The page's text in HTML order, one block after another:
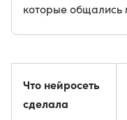
которые общались
Что нейросеть
сделала